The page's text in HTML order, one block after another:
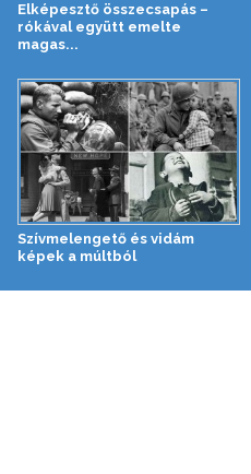
Elképesztő összecsapás –
rókával együtt emelte
magas...
Szívmelengető és vidám
képek a múltból